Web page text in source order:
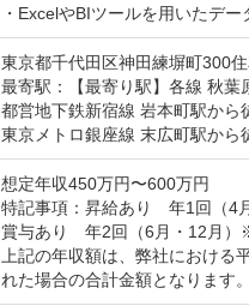
・ExcelやBIツールを用いたデ
東京都千代田区神田練塀町300
最寄駅：【最寄り駅】各線 秋葉
都営地下鉄新宿線 岩本町駅から
東京メトロ銀座線 末広町駅から
想定年収450万円〜600万円
特記事項：昇給あり　年1回（4
賞与あり　年2回（6月・12月）
上記の年収額は、弊社におけ
れた場合の合計金額となります。